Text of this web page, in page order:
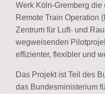
Werk Köln-Gremberg die
Remote Train Operation
Zentrum für Luft- und
wegweisenden
effizienter, flexibler und
Das Projekt ist Teil des
das Bundesministerium